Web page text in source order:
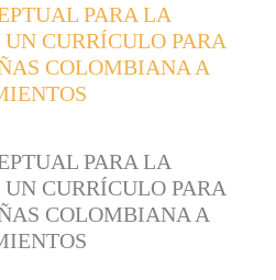
PARA LA
CURRÍCULO PARA
COLOMBIANA A
PARA LA
CURRÍCULO PARA
COLOMBIANA A